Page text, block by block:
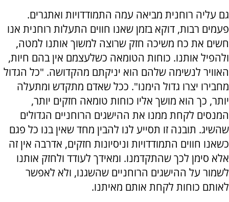
גם עליה רוחנית מביאה עמה התמודדויות ואתגרים.
פעמים רבות, דוקא בזמן שאנו חווים התעלות רוחנית אנו
חשים את כח משיכה חזק שרוצה למשוך אותנו למטה,
ולהפיל אותנו. כוחות הטומאה כשלעצמם אין בהם חיות,
האוויר לנשימה שלהם הוא יניקתם מהקדושה. "כל הגדול
מחבירו יצרו גדול הימנו". ככל שאדם מתקדש ומתעלה
יותר, כך הוא מושך אליו כוחות טומאה חזקים יותר,
המנסים לקחת ממנו את ההישגים הרוחניים הגדולים
שהשיג. תובנה זו תסייע לנו להבין מחד שאין בנו כל פגם
כשאנו חווים התמודדויות וניסיונות חזקים, אדרבה אין זה
אלא סימן לכך שהתקדמנו. ומאידך לעודד ולחזק אותנו
לשמור על ההישגים הרוחניים שהשגנו, ולא לאפשר
לאותם כוחות לקחת אותם מאיתנו.